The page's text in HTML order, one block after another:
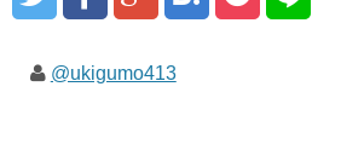
@ukigumo413